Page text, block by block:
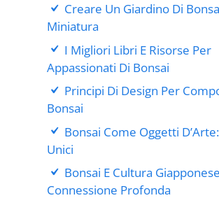
Creare Un Giardino Di
Miniatura
I Migliori Libri E Risorse Per
Appassionati Di Bonsai
Principi Di Design Per
Bonsai
Bonsai Come Oggetti
Unici
Bonsai E Cultura
Connessione Profonda